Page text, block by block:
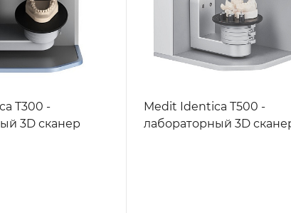
T300 -
3D сканер
Medit Identica T500 -
лабораторный 3D